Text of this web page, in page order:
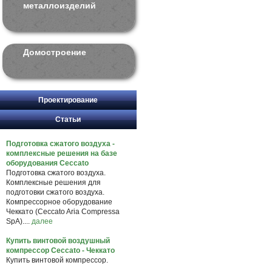
металлоизделий
Домостроение
Проектирование
Статьи
Подготовка сжатого воздуха -
комплексные решения на базе
оборудования Ceccato
Подготовка сжатого воздуха.
Комплексные решения для
подготовки сжатого воздуха.
Компрессорное оборудование
Чеккато (Ceccato Aria Compressa
SpA).... далее
Купить винтовой воздушный
компрессор Ceccato - Чеккато
Купить винтовой компрессор.